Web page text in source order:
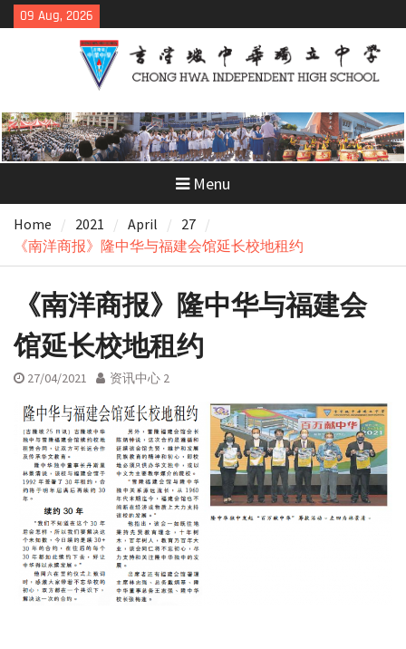
Skip
to
09 Aug, 2026
Menu
Home 2021 April
27
《南洋商报》隆中华与福建会馆延长校地租约
《南洋商报》隆中华与福建会
馆延长校地租约
27/04/2021 资讯中心 2